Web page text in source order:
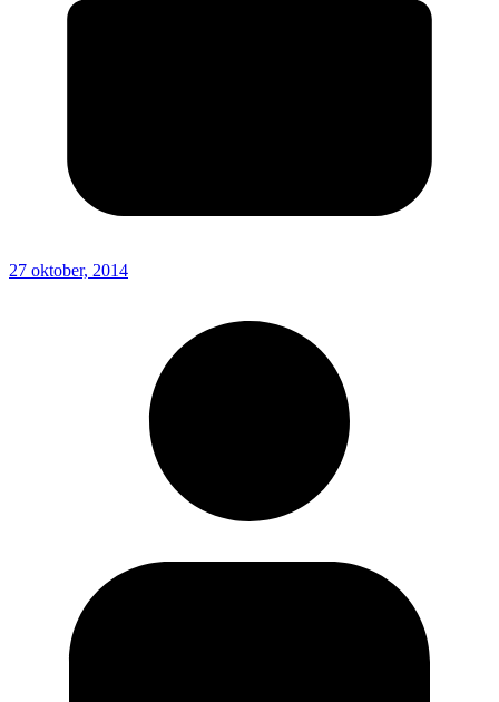
27 oktober, 2014